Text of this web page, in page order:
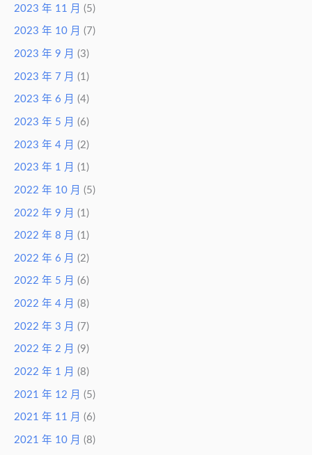
2023 年 11 月 (5)
2023 年 10 月 (7)
2023 年 9 月 (3)
2023 年 7 月 (1)
2023 年 6 月 (4)
2023 年 5 月 (6)
2023 年 4 月 (2)
2023 年 1 月 (1)
2022 年 10 月 (5)
2022 年 9 月 (1)
2022 年 8 月 (1)
2022 年 6 月 (2)
2022 年 5 月 (6)
2022 年 4 月 (8)
2022 年 3 月 (7)
2022 年 2 月 (9)
2022 年 1 月 (8)
2021 年 12 月 (5)
2021 年 11 月 (6)
2021 年 10 月 (8)